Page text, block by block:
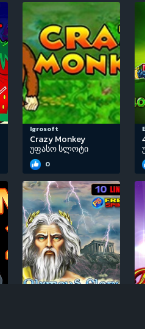
Igrosoft
Crazy Monkey
უფასო სლოტი
0